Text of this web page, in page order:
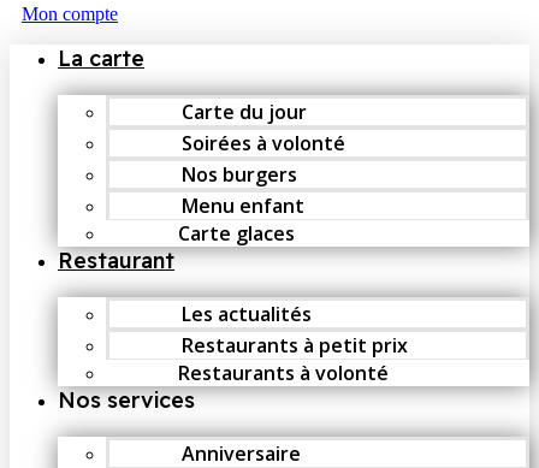
Mon compte
La carte
Carte du jour
Soirées à volonté
Nos burgers
Menu enfant
Carte glaces
Restaurant
Les actualités
Restaurants à petit prix
Restaurants à volonté
Nos services
Anniversaire